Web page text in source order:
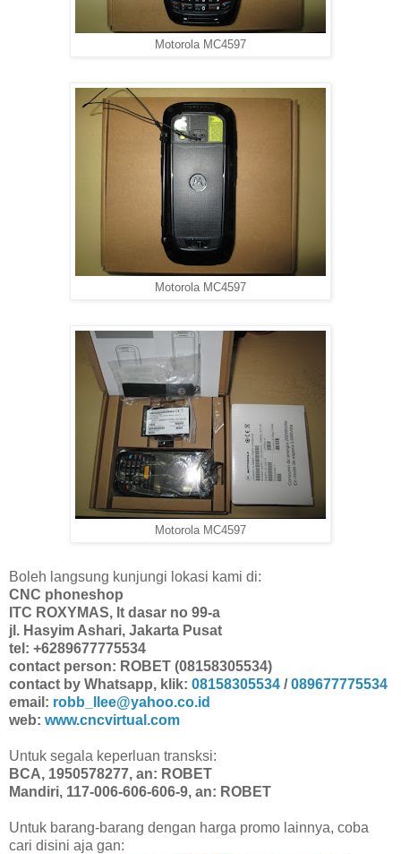
Motorola MC4597
Motorola MC4597
Motorola MC4597
Boleh langsung kunjungi lokasi kami di:
CNC phoneshop
ITC ROXYMAS, lt dasar no 99-a
jl. Hasyim Ashari, Jakarta Pusat
tel: +6289677775534
contact person: ROBET (08158305534)
contact by Whatsapp, klik: 08158305534 /089677775534
email: robb_llee@yahoo.co.id
web: www.cncvirtual.com
Untuk segala keperluan transksi:
BCA, 1950578277, an: ROBET
Mandiri, 117-006-606-606-9, an: ROBET
Untuk barang-barang dengan harga promo lainnya, coba
cari disini aja gan: